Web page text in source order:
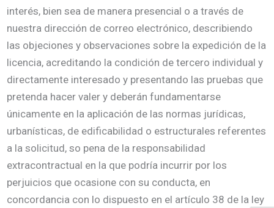
interés, bien sea de manera presencial o a través de
nuestra dirección de correo electrónico, describiendo
las objeciones y observaciones sobre la expedición de la
licencia, acreditando la condición de tercero individual y
directamente interesado y presentando las pruebas que
pretenda hacer valer y deberán fundamentarse
únicamente en la aplicación de las normas jurídicas,
urbanísticas, de edificabilidad o estructurales referentes
a la solicitud, so pena de la responsabilidad
extracontractual en la que podría incurrir por los
perjuicios que ocasione con su conducta, en
concordancia con lo dispuesto en el artículo 38 de la ley